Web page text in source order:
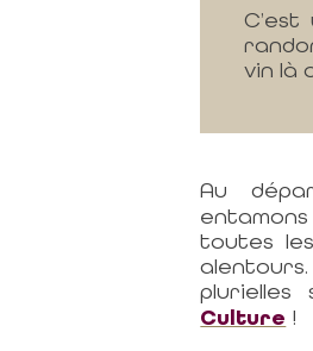
vin là
Au
toutes
plurielles
Culture !